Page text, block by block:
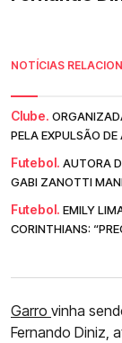
NOTÍCIAS
Clube.
PELA EXPULSÃO
Futebol. AUTORA
GABI ZANOTTI
Futebol. EMILY
CORINTHIANS:
Garro vinha
Fernando Diniz,